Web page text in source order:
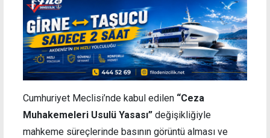
Cumhuriyet Meclisi’nde kabul edilen “Ceza
Muhakemeleri Usulü Yasası” değişikliğiyle
mahkeme süreçlerinde basının görüntü alması ve